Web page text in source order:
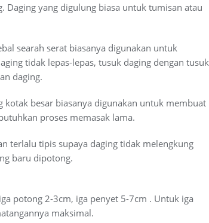
yang digulung biasa untuk tumisan atau
searah serat biasanya digunakan untuk
tidak lepas-lepas, tusuk daging dengan tusuk
daging.
kotak besar biasanya digunakan untuk membuat
proses memasak lama.
terlalu tipis supaya daging tidak melengkung
baru dipotong.
potong 2-3cm, iga penyet 5-7cm . Untuk iga
maksimal.